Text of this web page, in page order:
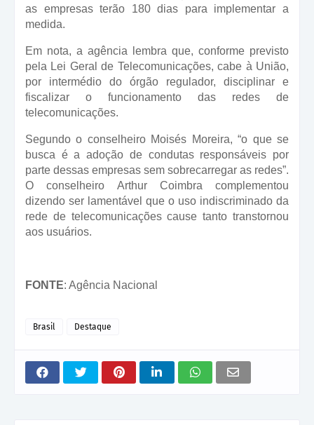
as empresas terão 180 dias para implementar a
medida.
Em nota, a agência lembra que, conforme previsto
pela Lei Geral de Telecomunicações, cabe à União,
por intermédio do órgão regulador, disciplinar e
fiscalizar o funcionamento das redes de
telecomunicações.
Segundo o conselheiro Moisés Moreira, “o que se
busca é a adoção de condutas responsáveis por
parte dessas empresas sem sobrecarregar as redes”.
O conselheiro Arthur Coimbra complementou
dizendo ser lamentável que o uso indiscriminado da
rede de telecomunicações cause tanto transtornou
aos usuários.
FONTE: Agência Nacional
Brasil Destaque